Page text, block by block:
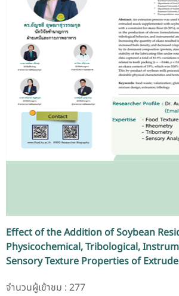
Effect of the Addition of Soybean
Physicochemical, Tribological,
Sensory Texture Properties of
จำนวนผู้เข้าชม : 277